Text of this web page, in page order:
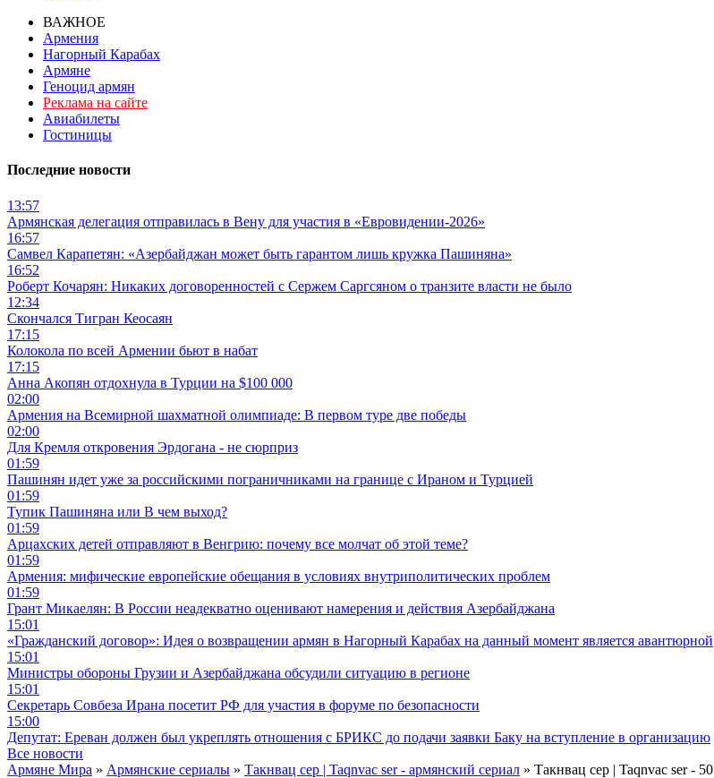
ВАЖНОЕ
Армения
Нагорный Карабах
Армяне
Геноцид армян
Реклама на сайте
Авиабилеты
Гостиницы
Последние новости
13:57
Армянская делегация отправилась в Вену для участия в «Евровидении-2026»
16:57
Самвел Карапетян: «Азербайджан может быть гарантом лишь кружка Пашиняна»
16:52
Роберт Кочарян: Никаких договоренностей с Сержем Саргсяном о транзите власти не было
12:34
Скончался Тигран Кеосаян
17:15
Колокола по всей Армении бьют в набат
17:15
Анна Акопян отдохнула в Турции на $100 000
02:00
Армения на Всемирной шахматной олимпиаде: В первом туре две победы
02:00
Для Кремля откровения Эрдогана - не сюрприз
01:59
Пашинян идет уже за российскими пограничниками на границе с Ираном и Турцией
01:59
Тупик Пашиняна или В чем выход?
01:59
Арцахских детей отправляют в Венгрию: почему все молчат об этой теме?
01:59
Армения: мифические европейские обещания в условиях внутриполитических проблем
01:59
Грант Микаелян: В России неадекватно оценивают намерения и действия Азербайджана
15:01
«Гражданский договор»: Идея о возвращении армян в Нагорный Карабах на данный момент является авантюрной
15:01
Министры обороны Грузии и Азербайджана обсудили ситуацию в регионе
15:01
Секретарь Совбеза Ирана посетит РФ для участия в форуме по безопасности
15:00
Депутат: Ереван должен был укреплять отношения с БРИКС до подачи заявки Баку на вступление в организацию
Все новости
Армяне Мира » Армянские сериалы » Такнвац сер | Taqnvac ser - армянский сериал » Такнвац сер | Taqnvac ser - 50